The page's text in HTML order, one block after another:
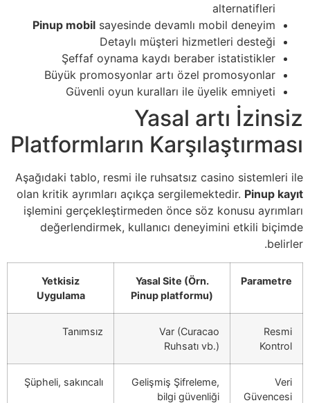
alternatifleri
Pinup mobil sayesinde devamlı mobil deneyim
Detaylı müşteri hizmetleri desteği
Şeffaf oynama kaydı beraber istatistikler
Büyük promosyonlar artı özel promosyonlar
Güvenli oyun kuralları ile üyelik emniyeti
Yasal artı İzinsiz
Platformların Karşılaştırması
Aşağıdaki tablo, resmi ile ruhsatsız casino sistemleri ile
olan kritik ayrımları açıkça sergilemektedir. Pinup kayıt
işlemini gerçekleştirmeden önce söz konusu ayrımları
değerlendirmek, kullanıcı deneyimini etkili biçimde
belirler.
Parametre
Yasal Site (Örn.
Pinup platformu)
Yetkisiz
Uygulama
Resmi
Kontrol
Var (Curacao
Ruhsatı vb.)
Tanımsız
Veri
Güvencesi
Gelişmiş Şifreleme,
bilgi güvenliği
Şüpheli, sakıncalı